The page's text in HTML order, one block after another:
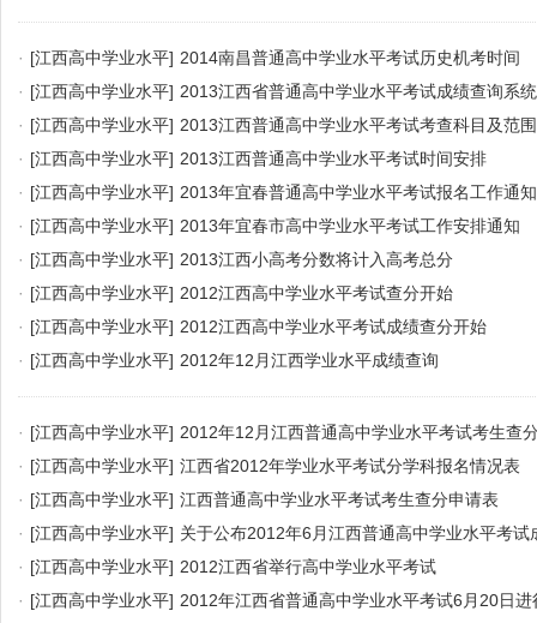
· [江西高中学业水平] 2014南昌普通高中学业水平考试历史机考时间
· [江西高中学业水平] 2013江西省普通高中学业水平考试成绩查询系统
· [江西高中学业水平] 2013江西普通高中学业水平考试考查科目及范围
· [江西高中学业水平] 2013江西普通高中学业水平考试时间安排
· [江西高中学业水平] 2013年宜春普通高中学业水平考试报名工作通知
· [江西高中学业水平] 2013年宜春市高中学业水平考试工作安排通知
· [江西高中学业水平] 2013江西小高考分数将计入高考总分
· [江西高中学业水平] 2012江西高中学业水平考试查分开始
· [江西高中学业水平] 2012江西高中学业水平考试成绩查分开始
· [江西高中学业水平] 2012年12月江西学业水平成绩查询
· [江西高中学业水平] 2012年12月江西普通高中学业水平考试考生查
· [江西高中学业水平] 江西省2012年学业水平考试分学科报名情况表
· [江西高中学业水平] 江西普通高中学业水平考试考生查分申请表
· [江西高中学业水平] 关于公布2012年6月江西普通高中学业水平考试
· [江西高中学业水平] 2012江西省举行高中学业水平考试
· [江西高中学业水平] 2012年江西省普通高中学业水平考试6月20日进